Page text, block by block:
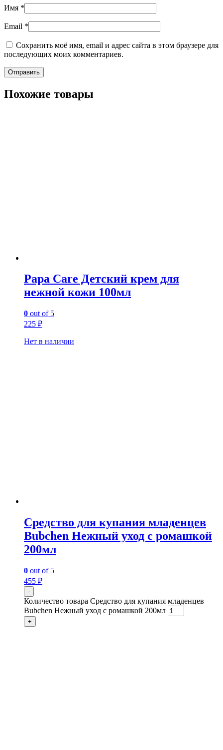
Имя *
Email *
Сохранить моё имя, email и адрес сайта в этом браузере для
последующих моих комментариев.
Похожие товары
Papa Care Детский крем для
нежной кожи 100мл
0 out of 5
225 ₽
Нет в наличии
Средство для купания младенцев
Bubchen Нежный уход с ромашкой
200мл
0 out of 5
455 ₽
-
Количество товара Средство для купания младенцев
Bubchen Нежный уход с ромашкой 200мл
+